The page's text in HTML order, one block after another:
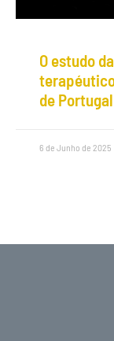
O estudo
de Portugal
6 de Junho de 2025